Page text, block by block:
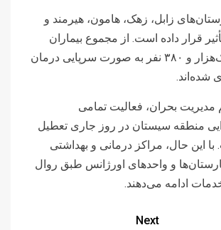
زابل، زهک، هامون، هیرمند و
قرار داده است. از مجموع بیماران
مراجعه‌کننده، یک‌هزار و ۳۸۰ نفر به صورت سرپایی درمان
بحران، فعالیت تمامی
منطقه سیستان در روز جاری تعطیل
این حال، مراکز درمانی و بهداشتی
و واحدهای اورژانس طبق روال
ادامه می‌دهند.
Next